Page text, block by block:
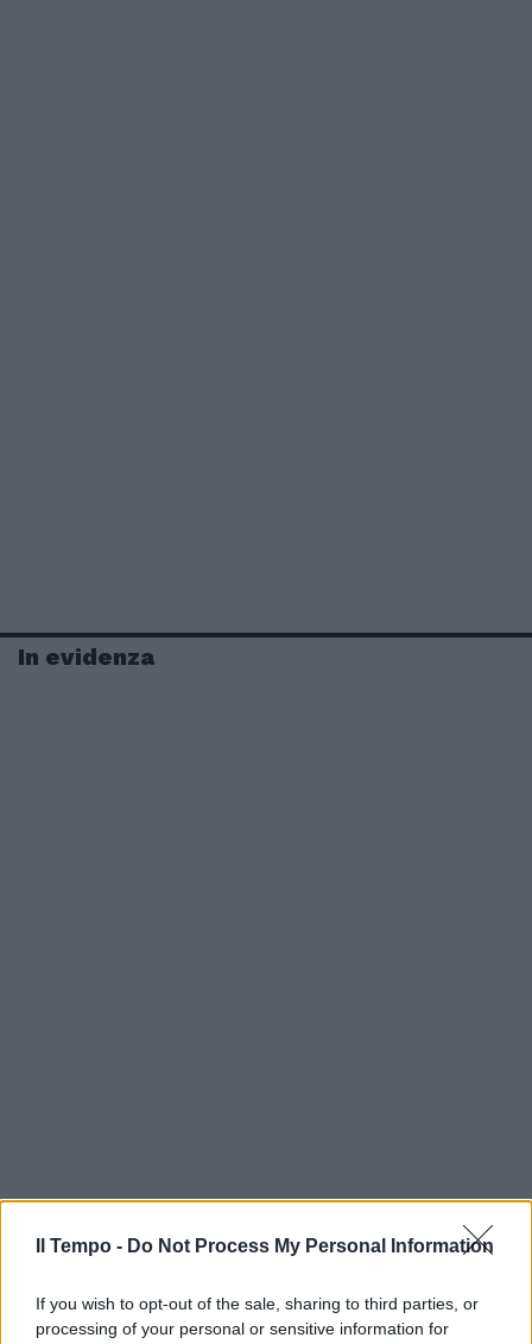
Il Tempo - Do Not Process My Personal Information
If you wish to opt-out of the sale, sharing to third parties, or
processing of your personal or sensitive information for
In evidenza